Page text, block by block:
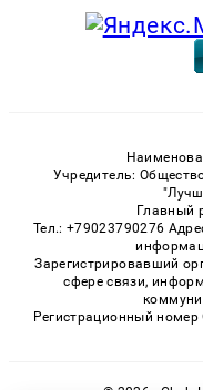
Учредитель:
Главный
Тел.: +79023790276
Зарегистрировавший
сфере связи,
Регистрационный